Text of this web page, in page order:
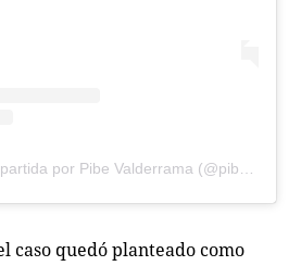
caso quedó planteado como